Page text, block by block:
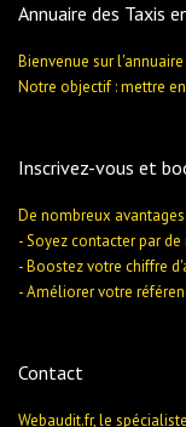
Annuaire des Taxis
Bienvenue sur
Notre objectif : mettre
Inscrivez-vous et
De nombreux
- Soyez contacter par
- Boostez votre chiffre
- Améliorer votre
Contact
Webaudit.fr, le